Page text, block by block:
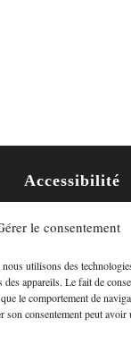
le consentement
utilisons des
appareils. Le fait de
le comportement de
son consentement peut
Accessibilité